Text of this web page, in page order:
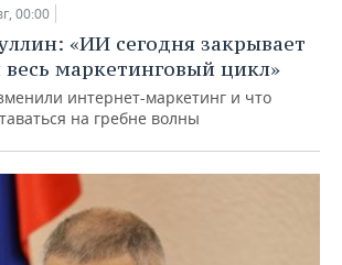
00:00
«ИИ сегодня закрывает
маркетинговый цикл»
интернет-маркетинг и что
на гребне волны